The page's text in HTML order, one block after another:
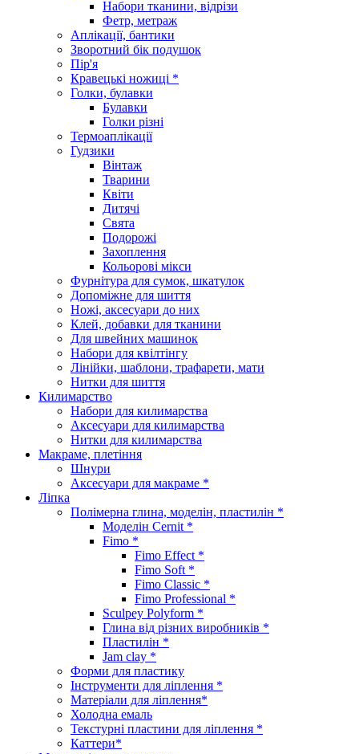
Набори тканини, відрізи
Фетр, метраж
Аплікації, бантики
Зворотний бік подушок
Пір'я
Кравецькі ножиці *
Голки, булавки
Булавки
Голки різні
Термоаплікації
Гудзики
Вінтаж
Тварини
Квіти
Дитячі
Свята
Подорожі
Захоплення
Кольорові мікси
Фурнітура для сумок, шкатулок
Допоміжне для шиття
Ножі, аксесуари до них
Клей, добавки для тканини
Для швейних машинок
Набори для квілтінгу
Лінійки, шаблони, трафарети, мати
Нитки для шиття
Килимарство
Набори для килимарства
Аксесуари для килимарства
Нитки для килимарства
Макраме, плетіння
Шнури
Аксесуари для макраме *
Ліпка
Полімерна глина, моделін, пластилін *
Моделін Cernit *
Fimo *
Fimo Effect *
Fimo Soft *
Fimo Classic *
Fimo Professional *
Sculpey Polyform *
Глина від різних виробників *
Пластилін *
Jam clay *
Форми для пластику
Інструменти для ліплення *
Матеріали для ліплення*
Холодна емаль
Текстурні пластини для ліплення *
Каттери*